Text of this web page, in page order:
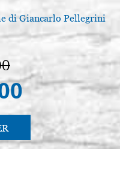
di Giancarlo Pellegrini